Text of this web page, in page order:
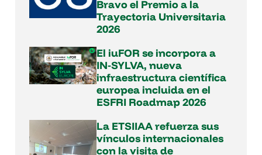
Bravo el Premio a la
Trayectoria Universitaria
2026
El iuFOR se incorpora a
IN‑SYLVA, nueva
infraestructura científica
europea incluida en el
ESFRI Roadmap 2026
La ETSIIAA refuerza sus
vínculos internacionales
con la visita de